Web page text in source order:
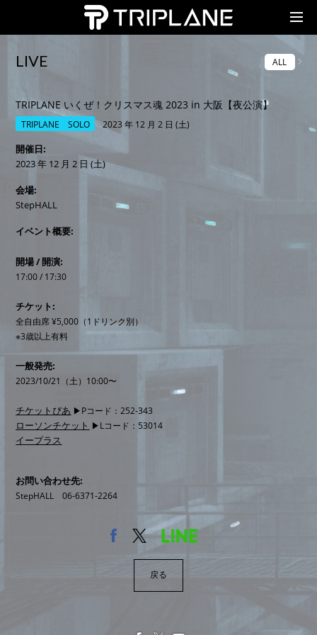
TRIPLANE Passengers
LIVE ALL
TRIPLANE いくぜ！クリスマス魂 2023 in 大阪【夜公演】
TRIPLANE SOLO 2023 年 12 月 2 日 (土)
開催日
2023 年 12 月 2 日 (土)
会場
StepHALL
イベント概要
開場 / 開演:
17:00 / 17:30
チケット:
全自由席 ¥5,000（1ドリンク別）
※3歳以上有料
一般発売:
2023/10/21（土）10:00〜
チケットぴあ ▶︎Pコード：252-343
ローソンチケット ▶︎Lコード：53014
イープラス
お問い合わせ先
StepHALL 06-6371-2264
戻る